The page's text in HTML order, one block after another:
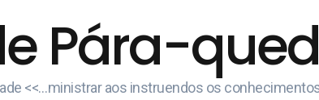
Pára-
<<…ministrar aos instruendos os